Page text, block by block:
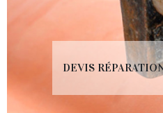
DEVIS